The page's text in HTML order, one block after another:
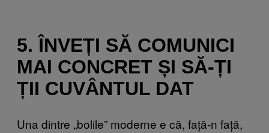
5. ÎNVEȚI SĂ COMUNICI
MAI CONCRET ȘI SĂ-ȚI
ȚII CUVÂNTUL DAT
Una dintre „bolile” moderne e că, față-n față,